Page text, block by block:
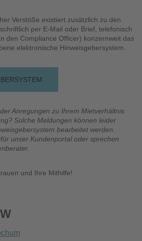
Verstöße existiert zusätzlich zu den
per E-Mail oder Brief, telefonisch
den Compliance Officer) konzernweit das
elektronische Hinweisgebersystem.
Anregungen zu Ihrem Mietverhältnis
Solche Meldungen können leider
bearbeitet werden.
unser Kundenportal oder sprechen
und Ihre Mithilfe!